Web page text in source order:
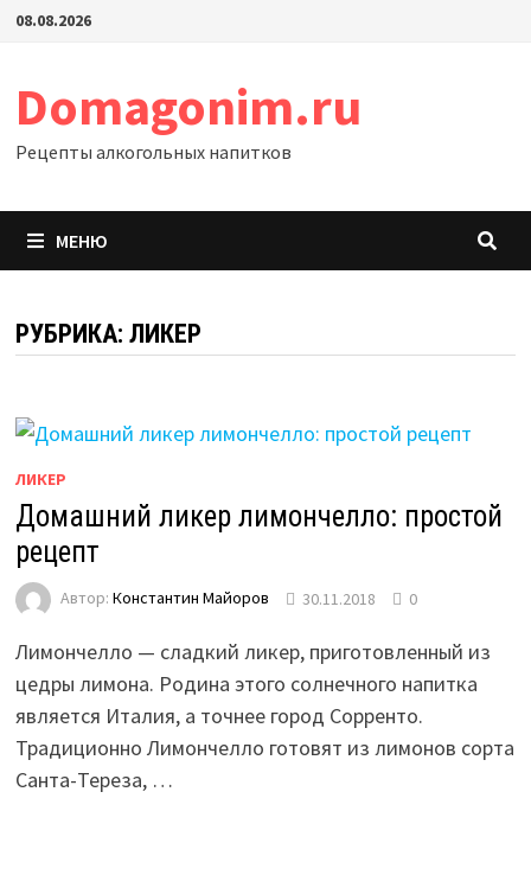
Перейти
08.08.2026
Domagonim.ru
Рецепты алкогольных напитков
МЕНЮ
РУБРИКА: ЛИКЕР
ЛИКЕР
Домашний ликер лимончелло: простой
рецепт
Автор: Константин Майоров 30.11.2018 0
Лимончелло — сладкий ликер, приготовленный из
цедры лимона. Родина этого солнечного напитка
является Италия, а точнее город Сорренто.
Традиционно Лимончелло готовят из лимонов сорта
Санта-Тереза, …